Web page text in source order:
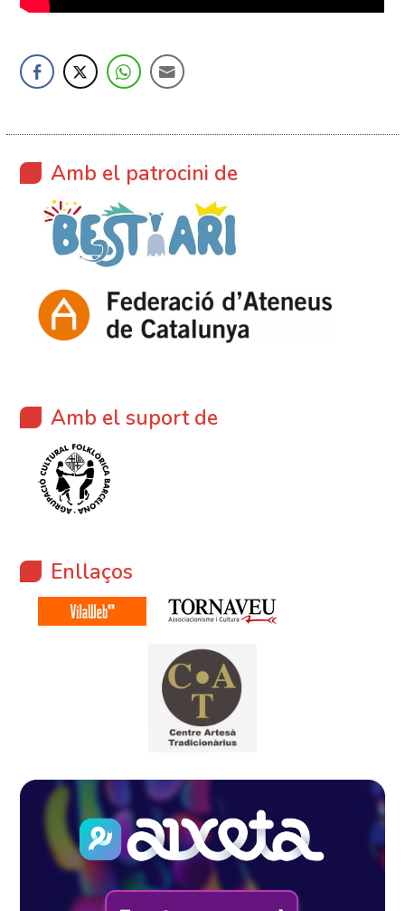
Amb el patrocini de
Amb el suport de
Enllaços